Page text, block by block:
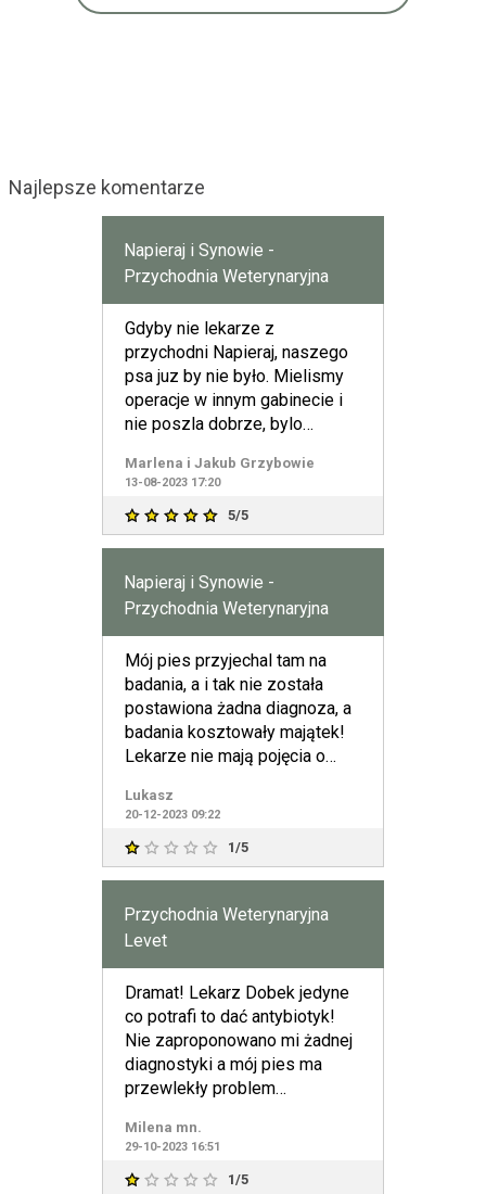
Najlepsze komentarze
Napieraj i Synowie -
Przychodnia Weterynaryjna
Gdyby nie lekarze z
przychodni Napieraj, naszego
psa juz by nie było. Mielismy
operacje w innym gabinecie i
nie poszla dobrze, bylo
Marlena i Jakub Grzybowie
13-08-2023 17:20
5/5
Napieraj i Synowie -
Przychodnia Weterynaryjna
Mój pies przyjechal tam na
badania, a i tak nie została
postawiona żadna diagnoza, a
badania kosztowały majątek!
Lekarze nie mają pojęcia o
Lukasz
20-12-2023 09:22
1/5
Przychodnia Weterynaryjna
Levet
Dramat! Lekarz Dobek jedyne
co potrafi to dać antybiotyk!
Nie zaproponowano mi żadnej
diagnostyki a mój pies ma
przewlekły problem
Milena mn.
29-10-2023 16:51
1/5